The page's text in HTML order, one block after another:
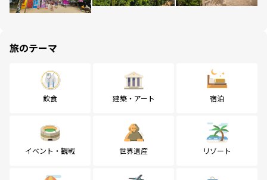
旅のテーマ
飲食 建築・アート 宿泊
イベント・観戦 世界遺産 リゾート